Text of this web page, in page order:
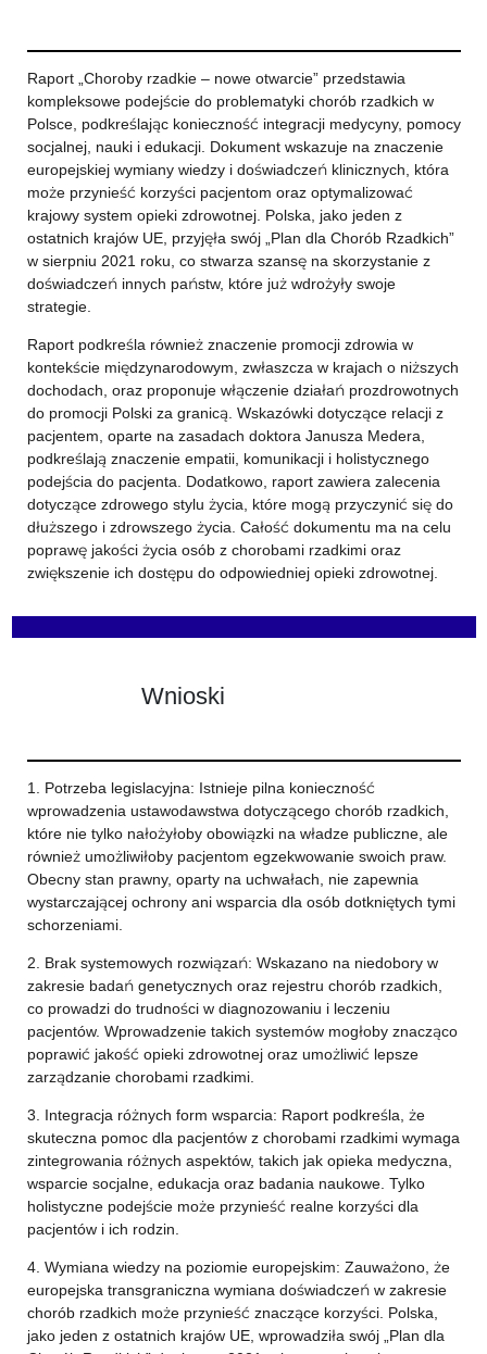
Raport „Choroby rzadkie – nowe otwarcie” przedstawia
kompleksowe podejście do problematyki chorób rzadkich w
Polsce, podkreślając konieczność integracji medycyny, pomocy
socjalnej, nauki i edukacji. Dokument wskazuje na znaczenie
europejskiej wymiany wiedzy i doświadczeń klinicznych, która
może przynieść korzyści pacjentom oraz optymalizować
krajowy system opieki zdrowotnej. Polska, jako jeden z
ostatnich krajów UE, przyjęła swój „Plan dla Chorób Rzadkich”
w sierpniu 2021 roku, co stwarza szansę na skorzystanie z
doświadczeń innych państw, które już wdrożyły swoje
strategie.
Raport podkreśla również znaczenie promocji zdrowia w
kontekście międzynarodowym, zwłaszcza w krajach o niższych
dochodach, oraz proponuje włączenie działań prozdrowotnych
do promocji Polski za granicą. Wskazówki dotyczące relacji z
pacjentem, oparte na zasadach doktora Janusza Medera,
podkreślają znaczenie empatii, komunikacji i holistycznego
podejścia do pacjenta. Dodatkowo, raport zawiera zalecenia
dotyczące zdrowego stylu życia, które mogą przyczynić się do
dłuższego i zdrowszego życia. Całość dokumentu ma na celu
poprawę jakości życia osób z chorobami rzadkimi oraz
zwiększenie ich dostępu do odpowiedniej opieki zdrowotnej.
Wnioski
1. Potrzeba legislacyjna: Istnieje pilna konieczność
wprowadzenia ustawodawstwa dotyczącego chorób rzadkich,
które nie tylko nałożyłoby obowiązki na władze publiczne, ale
również umożliwiłoby pacjentom egzekwowanie swoich praw.
Obecny stan prawny, oparty na uchwałach, nie zapewnia
wystarczającej ochrony ani wsparcia dla osób dotkniętych tymi
schorzeniami.
2. Brak systemowych rozwiązań: Wskazano na niedobory w
zakresie badań genetycznych oraz rejestru chorób rzadkich,
co prowadzi do trudności w diagnozowaniu i leczeniu
pacjentów. Wprowadzenie takich systemów mogłoby znacząco
poprawić jakość opieki zdrowotnej oraz umożliwić lepsze
zarządzanie chorobami rzadkimi.
3. Integracja różnych form wsparcia: Raport podkreśla, że
skuteczna pomoc dla pacjentów z chorobami rzadkimi wymaga
zintegrowania różnych aspektów, takich jak opieka medyczna,
wsparcie socjalne, edukacja oraz badania naukowe. Tylko
holistyczne podejście może przynieść realne korzyści dla
pacjentów i ich rodzin.
4. Wymiana wiedzy na poziomie europejskim: Zauważono, że
europejska transgraniczna wymiana doświadczeń w zakresie
chorób rzadkich może przynieść znaczące korzyści. Polska,
jako jeden z ostatnich krajów UE, wprowadziła swój „Plan dla